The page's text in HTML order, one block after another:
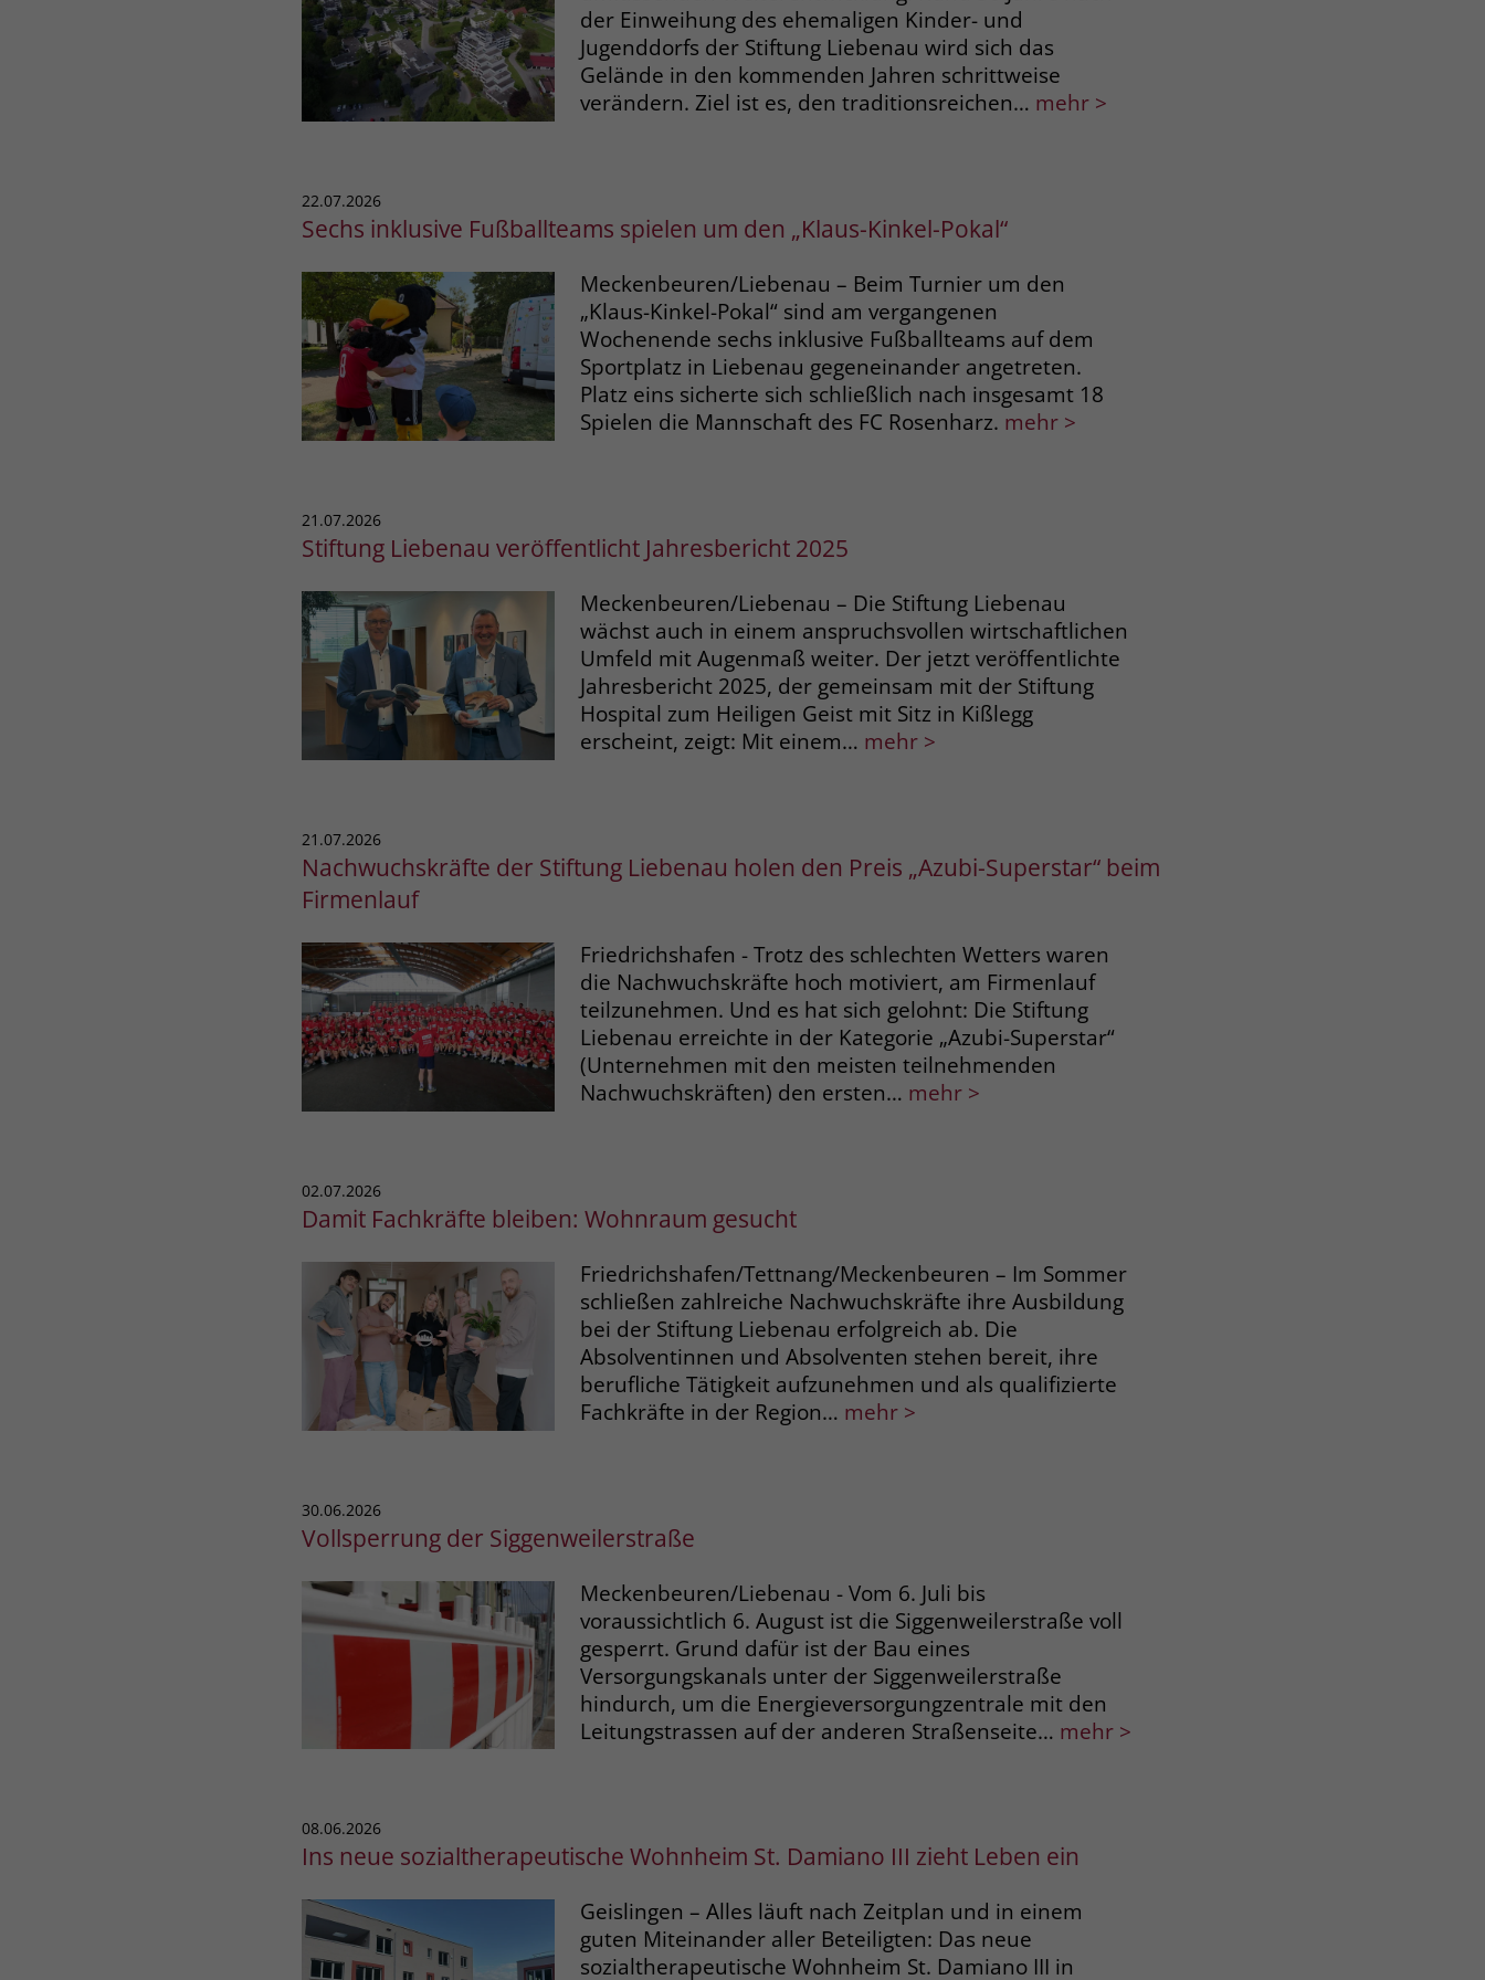
der Einweihung des ehemaligen Kinder- und
Jugenddorfs der Stiftung Liebenau wird sich das
Gelände in den kommenden Jahren schrittweise
verändern. Ziel ist es, den traditionsreichen… mehr >
22.07.2026
Sechs inklusive Fußballteams spielen um den „Klaus-Kinkel-Pokal“
Meckenbeuren/Liebenau – Beim Turnier um den
„Klaus-Kinkel-Pokal“ sind am vergangenen
Wochenende sechs inklusive Fußballteams auf dem
Sportplatz in Liebenau gegeneinander angetreten.
Platz eins sicherte sich schließlich nach insgesamt 18
Spielen die Mannschaft des FC Rosenharz. mehr >
21.07.2026
Stiftung Liebenau veröffentlicht Jahresbericht 2025
Meckenbeuren/Liebenau – Die Stiftung Liebenau
wächst auch in einem anspruchsvollen wirtschaftlichen
Umfeld mit Augenmaß weiter. Der jetzt veröffentlichte
Jahresbericht 2025, der gemeinsam mit der Stiftung
Hospital zum Heiligen Geist mit Sitz in Kißlegg
erscheint, zeigt: Mit einem… mehr >
21.07.2026
Nachwuchskräfte der Stiftung Liebenau holen den Preis „Azubi-Superstar“ beim
Firmenlauf
Friedrichshafen - Trotz des schlechten Wetters waren
die Nachwuchskräfte hoch motiviert, am Firmenlauf
teilzunehmen. Und es hat sich gelohnt: Die Stiftung
Liebenau erreichte in der Kategorie „Azubi-Superstar“
(Unternehmen mit den meisten teilnehmenden
Nachwuchskräften) den ersten… mehr >
02.07.2026
Damit Fachkräfte bleiben: Wohnraum gesucht
Friedrichshafen/Tettnang/Meckenbeuren – Im Sommer
schließen zahlreiche Nachwuchskräfte ihre Ausbildung
bei der Stiftung Liebenau erfolgreich ab. Die
Absolventinnen und Absolventen stehen bereit, ihre
berufliche Tätigkeit aufzunehmen und als qualifizierte
Fachkräfte in der Region… mehr >
30.06.2026
Vollsperrung der Siggenweilerstraße
Meckenbeuren/Liebenau - Vom 6. Juli bis
voraussichtlich 6. August ist die Siggenweilerstraße voll
gesperrt. Grund dafür ist der Bau eines
Versorgungskanals unter der Siggenweilerstraße
hindurch, um die Energieversorgungzentrale mit den
Leitungstrassen auf der anderen Straßenseite… mehr >
08.06.2026
Ins neue sozialtherapeutische Wohnheim St. Damiano III zieht Leben ein
Geislingen – Alles läuft nach Zeitplan und in einem
guten Miteinander aller Beteiligten: Das neue
sozialtherapeutische Wohnheim St. Damiano III in
Name _gcl_dc
Anbieter Google Ads
Zweck
über einen Klick auf eine Google
Werbeanzeige auf die Website gelangt. Es
enthält Informationen darüber, welche
Werbeanzeige geklickt wurde, sodass erzielte
Erfolge wie z.B. Bestellungen oder
Kontaktanfragen der Anzeige zugewiesen
werden können.
Name
Laufzeit 3 Monate
Zweck
Werbe- und Analysebemühungen von
Facebook zurückzuführen. Dieses Cookie ist
ein Erstanbieter-Cookie, d. h. Facebook
platziert es, während ein Verbraucher auf
Facebook ist. Dieses Cookie verfolgt die
Besuche eines Nutzers auf verschiedenen
Websites und meldet dieses Verhalten an
keine persönlich identifizierbaren
zurückzusenden.